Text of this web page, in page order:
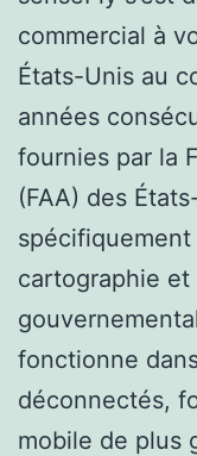
commercial à
États-Unis au
années
fournies par la
(FAA) des
cartographie
fonctionne
déconnectés,
mobile de plus